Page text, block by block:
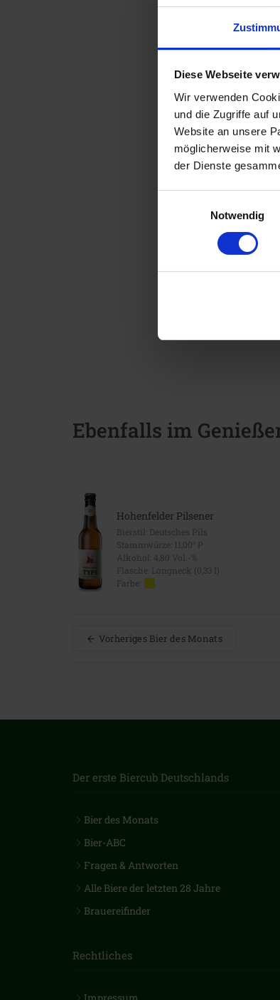
Diese Webseite
Wir verwenden
und die Zugriffe auf
Website an unsere
möglicherweise mit
der Dienste
Notwendig
Ebenfalls im
Hohenfelder Pilsener
Bierstil: Deutsches Pils
Stammwürze: 11,00° P
Alkohol: 4,80 Vol.-%
Flasche: Longneck (0,33 l)
Farbe:
Vorheriges Bier des Monats
Der erste Biercub Deutschlands
Bier des Monats
Bier-ABC
Fragen & Antworten
Alle Biere der letzten 28 Jahre
Brauereifinder
Rechtliches